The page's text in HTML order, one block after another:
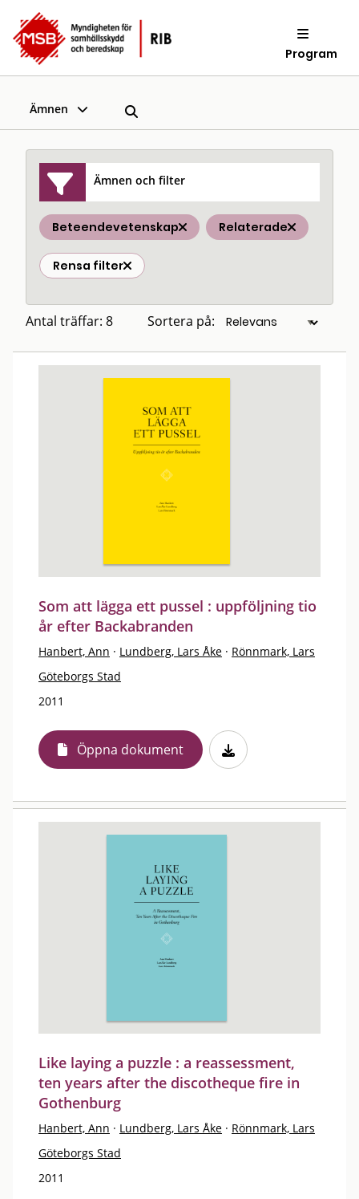
Program
Ämnen
Ämnen och filter
Beteendevetenskap Relaterade
Rensa filter
Antal träffar: 8 Sortera på:
Som att lägga ett pussel : uppföljning tio
år efter Backabranden
Hanbert, Ann · Lundberg, Lars Åke · Rönnmark, Lars
Göteborgs Stad
2011
Öppna dokument
Like laying a puzzle : a reassessment,
ten years after the discotheque fire in
Gothenburg
Hanbert, Ann · Lundberg, Lars Åke · Rönnmark, Lars
Göteborgs Stad
2011